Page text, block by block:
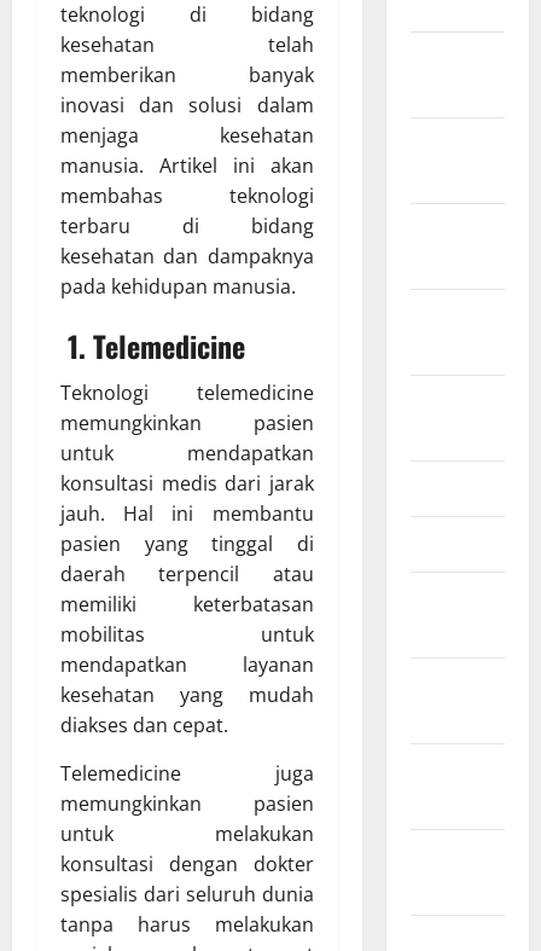
teknologi di bidang
kesehatan telah
memberikan banyak
inovasi dan solusi dalam
menjaga kesehatan
manusia. Artikel ini akan
membahas teknologi
terbaru di bidang
kesehatan dan dampaknya
pada kehidupan manusia.
1. Telemedicine
Teknologi telemedicine
memungkinkan pasien
untuk mendapatkan
konsultasi medis dari jarak
jauh. Hal ini membantu
pasien yang tinggal di
daerah terpencil atau
memiliki keterbatasan
mobilitas untuk
mendapatkan layanan
kesehatan yang mudah
diakses dan cepat.
Telemedicine juga
memungkinkan pasien
untuk melakukan
konsultasi dengan dokter
spesialis dari seluruh dunia
tanpa harus melakukan